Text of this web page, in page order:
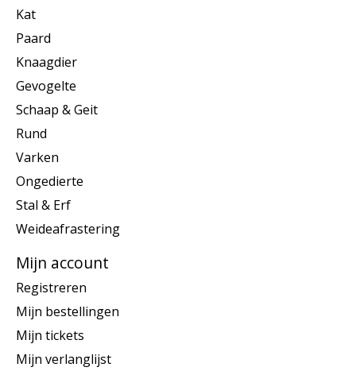
Kat
Paard
Knaagdier
Gevogelte
Schaap & Geit
Rund
Varken
Ongedierte
Stal & Erf
Weideafrastering
Mijn account
Registreren
Mijn bestellingen
Mijn tickets
Mijn verlanglijst